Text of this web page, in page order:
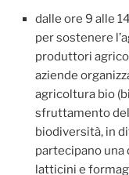
dalle ore 9 alle
per sostenere
produttori
aziende
agricoltura bio
sfruttamento
biodiversità, in
partecipano una
latticini e